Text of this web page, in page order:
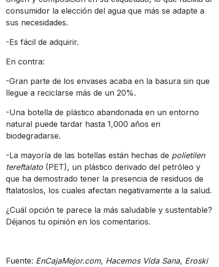
consumidor la elección del agua que más se adapte a
sus necesidades.
-Es fácil de adquirir.
En contra:
-Gran parte de los envases acaba en la basura sin que
llegue a reciclarse más de un 20%.
-Una botella de plástico abandonada en un entorno
natural puede tardar hasta 1,000 años en
biodegradarse.
-La mayoría de las botellas están hechas de polietilen
tereftalato (PET), un plástico derivado del petróleo y
que ha demostrado tener la presencia de residuos de
ftalatoslos, los cuales afectan negativamente a la salud.
¿Cuál opción te parece la más saludable y sustentable?
Déjanos tu opinión en los comentarios.
Fuente: EnCajaMejor.com, Hacemos Vida Sana, Eroski